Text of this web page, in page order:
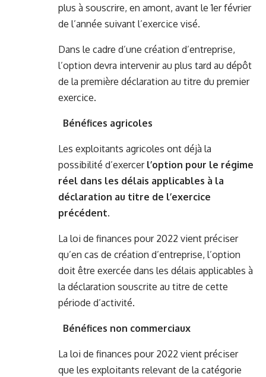
plus à souscrire, en amont, avant le 1er février
de l’année suivant l’exercice visé.
Dans le cadre d’une création d’entreprise,
l’option devra intervenir au plus tard au dépôt
de la première déclaration au titre du premier
exercice.
Bénéfices agricoles
Les exploitants agricoles ont déjà la
possibilité d’exercer l’option pour le régime
réel dans les délais applicables à la
déclaration au titre de l’exercice
précédent.
La loi de finances pour 2022 vient préciser
qu’en cas de création d’entreprise, l’option
doit être exercée dans les délais applicables à
la déclaration souscrite au titre de cette
période d’activité.
Bénéfices non commerciaux
La loi de finances pour 2022 vient préciser
que les exploitants relevant de la catégorie